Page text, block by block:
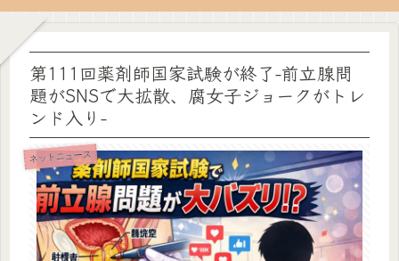
第111回薬剤師国家試験が終了-前立腺問
題がSNSで大拡散、腐女子ジョークがトレ
ンド入り-
ネットニュース